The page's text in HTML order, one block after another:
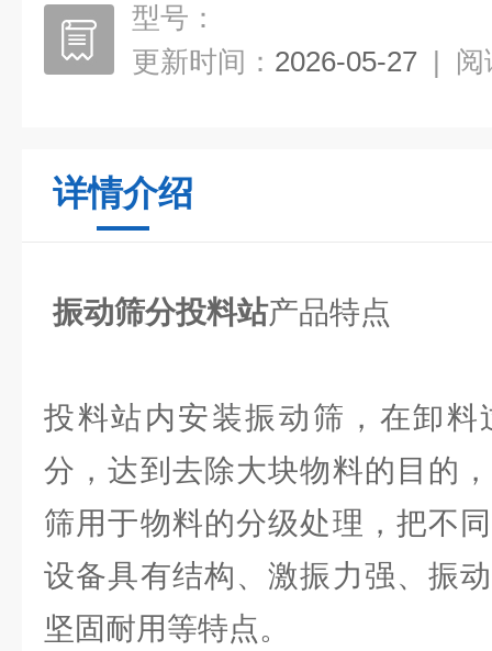
型号：
更新时间： 2026-05-27 | 阅
详情介绍
振动筛分投料站产品特点
投料站内安装振动筛，在卸料
分，达到去除大块物料的目的
筛用于物料的分级处理，把不
设备具有结构、激振力强、振
坚固耐用等特点。